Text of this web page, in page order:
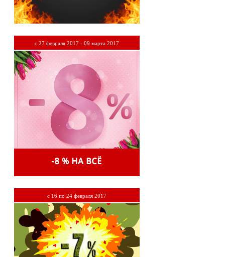
c 27 февраля 2017 - 09 марта 2017
c 16 по 24 февраля 2017